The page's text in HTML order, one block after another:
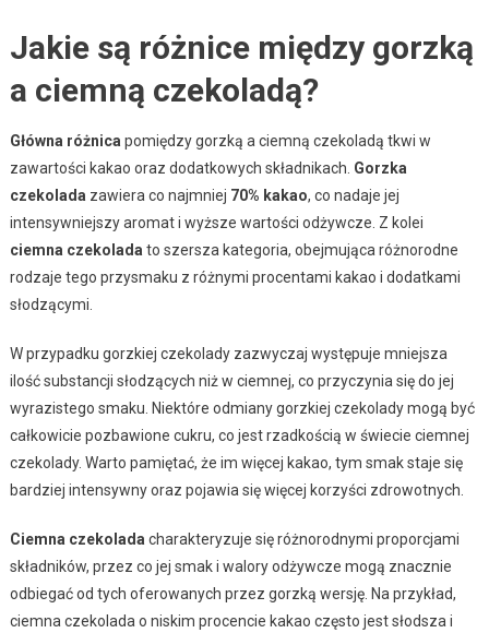
Jakie są różnice między gorzką
a ciemną czekoladą?
Główna różnica pomiędzy gorzką a ciemną czekoladą tkwi w
zawartości kakao oraz dodatkowych składnikach. Gorzka
czekolada zawiera co najmniej 70% kakao, co nadaje jej
intensywniejszy aromat i wyższe wartości odżywcze. Z kolei
ciemna czekolada to szersza kategoria, obejmująca różnorodne
rodzaje tego przysmaku z różnymi procentami kakao i dodatkami
słodzącymi.
W przypadku gorzkiej czekolady zazwyczaj występuje mniejsza
ilość substancji słodzących niż w ciemnej, co przyczynia się do jej
wyrazistego smaku. Niektóre odmiany gorzkiej czekolady mogą być
całkowicie pozbawione cukru, co jest rzadkością w świecie ciemnej
czekolady. Warto pamiętać, że im więcej kakao, tym smak staje się
bardziej intensywny oraz pojawia się więcej korzyści zdrowotnych.
Ciemna czekolada charakteryzuje się różnorodnymi proporcjami
składników, przez co jej smak i walory odżywcze mogą znacznie
odbiegać od tych oferowanych przez gorzką wersję. Na przykład,
ciemna czekolada o niskim procencie kakao często jest słodsza i